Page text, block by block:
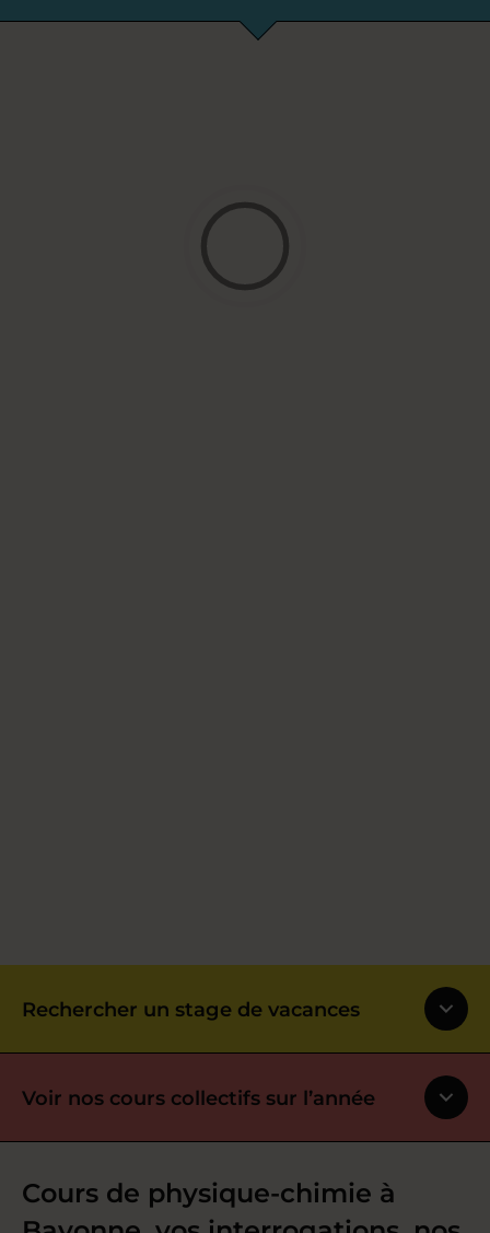
Rechercher un stage de vacances
Voir nos cours collectifs sur l’année
Cours de physique-chimie à